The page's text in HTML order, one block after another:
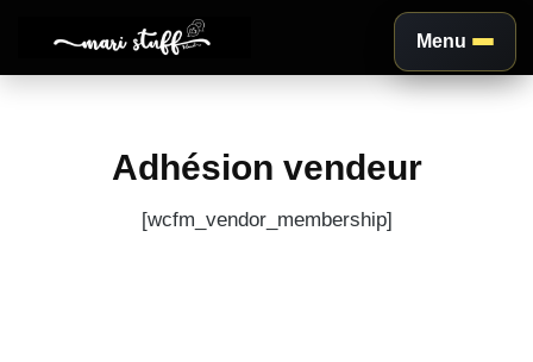
Aller
contenu
Menu
Adhésion vendeur
[wcfm_vendor_membership]